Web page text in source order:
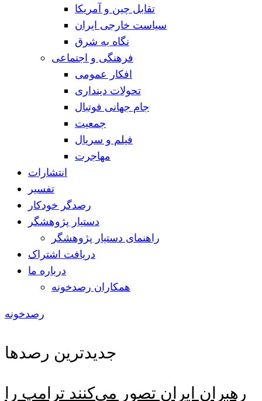
تقابل چین و آمریکا
سیاست خارجی ایران
نگاه به شرق
فرهنگی و اجتماعی
افکار عمومی
تحولات دینداری
جام جهانی فوتبال
جمعیت
فیلم و سریال
مهاجرت
انتشارات
تفسیر
رصدگر خودکار
دستیار پژوهشگر
راهنمای دستیار پژوهشگر
دریافت اشتراک
درباره ما
همکاران رصدخونه
رصدخونه
جدیدترین رصدها
رهبران ایران تصور می‌کنند ترامپ را